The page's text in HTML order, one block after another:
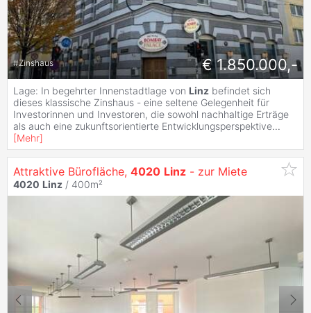
#Zinshaus € 1.850.000,-
Lage: In begehrter Innenstadtlage von Linz befindet sich
dieses klassische Zinshaus - eine seltene Gelegenheit für
Investorinnen und Investoren, die sowohl nachhaltige Erträge
als auch eine zukunftsorientierte Entwicklungsperspektive...
[Mehr]
Attraktive Bürofläche, 4020 Linz - zur Miete
4020 Linz / 400m²